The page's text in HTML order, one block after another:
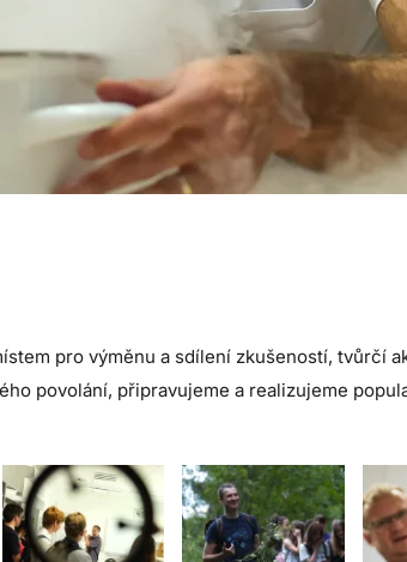
pro výměnu a sdílení zkušeností, tvůrčí
povolání, připravujeme a realizujeme